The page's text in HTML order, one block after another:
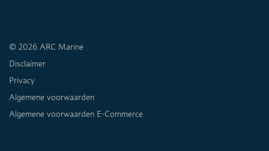
© 2026 ARC Marine
Disclaimer
Privacy
Algemene voorwaarden
Algemene voorwaarden E-Commerce